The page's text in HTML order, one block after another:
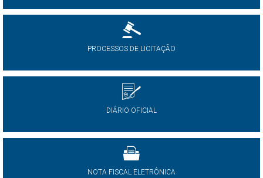
PROCESSOS DE LICITAÇÃO
DIÁRIO OFICIAL
NOTA FISCAL ELETRÔNICA